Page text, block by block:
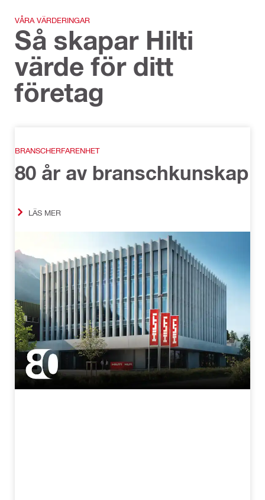
VÅRA VÄRDERINGAR
Så skapar Hilti
värde för ditt
företag
BRANSCHERFARENHET
80 år av branschkunskap
LÄS MER